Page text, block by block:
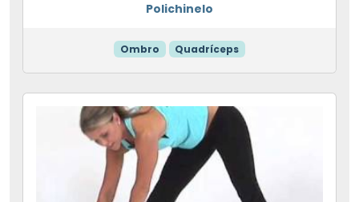
Polichinelo
Ombro Quadríceps